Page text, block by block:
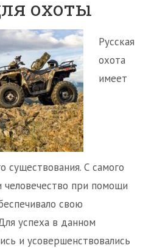
охоты
Русская
охота
имеет
существования. С самого
человечество при помощи
свою
успеха в данном
и усовершенствовались